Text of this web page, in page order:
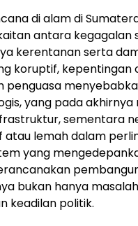
di alam di
antara kegagalan
kerentanan serta
koruptif, kepentingan
penguasa
yang pada
sementara
lemah dalam
yang
bukan hanya
keadilan politik.